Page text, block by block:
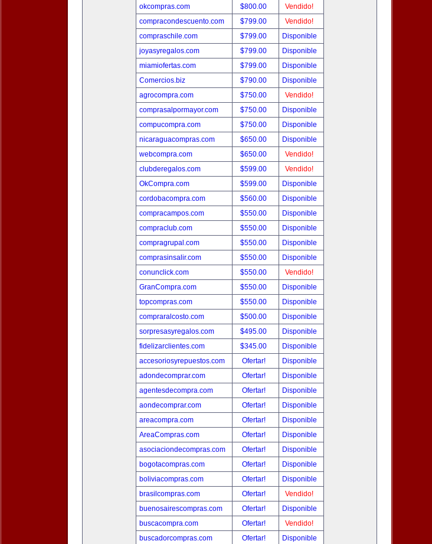
okcompras.com
$800.00
Vendido!
compracondescuento.com
$799.00
Vendido!
compraschile.com
$799.00
Disponible
joyasyregalos.com
$799.00
Disponible
miamiofertas.com
$799.00
Disponible
Comercios.biz
$790.00
Disponible
agrocompra.com
$750.00
Vendido!
comprasalpormayor.com
$750.00
Disponible
compucompra.com
$750.00
Disponible
nicaraguacompras.com
$650.00
Disponible
webcompra.com
$650.00
Vendido!
clubderegalos.com
$599.00
Vendido!
OkCompra.com
$599.00
Disponible
cordobacompra.com
$560.00
Disponible
compracampos.com
$550.00
Disponible
compraclub.com
$550.00
Disponible
compragrupal.com
$550.00
Disponible
comprasinsalir.com
$550.00
Disponible
conunclick.com
$550.00
Vendido!
GranCompra.com
$550.00
Disponible
topcompras.com
$550.00
Disponible
compraralcosto.com
$500.00
Disponible
sorpresasyregalos.com
$495.00
Disponible
fidelizarclientes.com
$345.00
Disponible
accesoriosyrepuestos.com
Ofertar!
Disponible
adondecomprar.com
Ofertar!
Disponible
agentesdecompra.com
Ofertar!
Disponible
aondecomprar.com
Ofertar!
Disponible
areacompra.com
Ofertar!
Disponible
AreaCompras.com
Ofertar!
Disponible
asociaciondecompras.com
Ofertar!
Disponible
bogotacompras.com
Ofertar!
Disponible
boliviacompras.com
Ofertar!
Disponible
brasilcompras.com
Ofertar!
Vendido!
buenosairescompras.com
Ofertar!
Disponible
buscacompra.com
Ofertar!
Vendido!
buscadorcompras.com
Ofertar!
Disponible